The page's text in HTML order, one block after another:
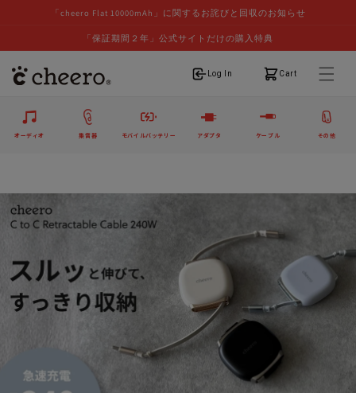
「cheero Flat 10000mAh」に関するお詫びと回収のお知らせ
「保証期間２年」公式サイトだけの購入特典
Log In
ログイン Cart
カート
オーディオ 集音器 モバイルバッテリー アダプタ ケーブル その他